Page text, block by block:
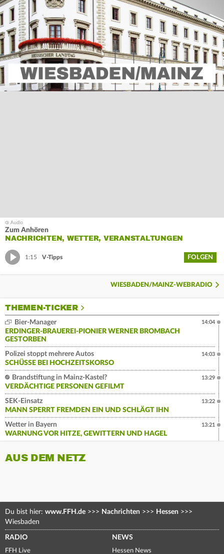
Zum Anhören
NACHRICHTEN, WETTER, VERANSTALTUNGEN
1:15 V-Tipps FOLGEN
WIESBADEN/MAINZ-WEBRADIO
THEMEN-TICKER
Bier-Manager
ERDINGER-BRAUEREI-PIONIER WERNER BROMBACH
GESTORBEN
14:04
Polizei stoppt mehrere Autos
SCHÜSSE BEI HOCHZEITSKORSO
14:03
Brandstiftung in Mainz-Kastel?
VERDÄCHTIGE PERSONEN GEFILMT
13:29
SEK-Einsatz
MANN SPERRT FREMDEN EIN UND SCHLÄGT IHN
13:22
Wetter in Bayern
WARNUNG VOR HITZE, GEWITTERN UND HAGEL
13:21
AUS DEM NETZ
Du bist hier: www.FFH.de >>> Nachrichten >>> Hessen >>>
Wiesbaden
RADIO
FFH Live
NEWS
Hessen News